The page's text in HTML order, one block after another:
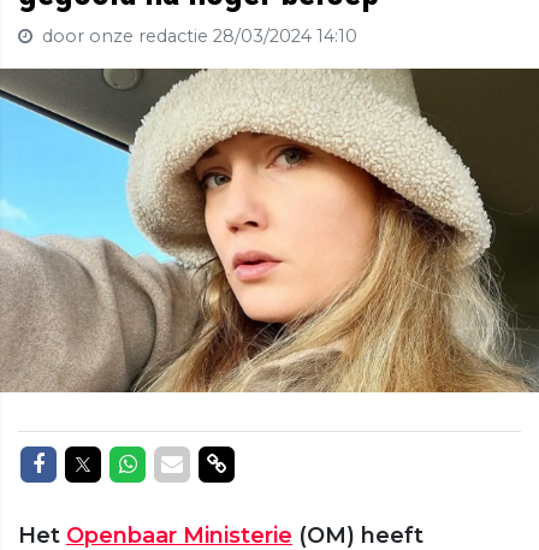
door onze redactie 28/03/2024 14:10
Delen op Facebook
Delen op Twitter
Delen op Whatsapp
Delen via Mail
Delen via link
Het Openbaar Ministerie (OM) heeft